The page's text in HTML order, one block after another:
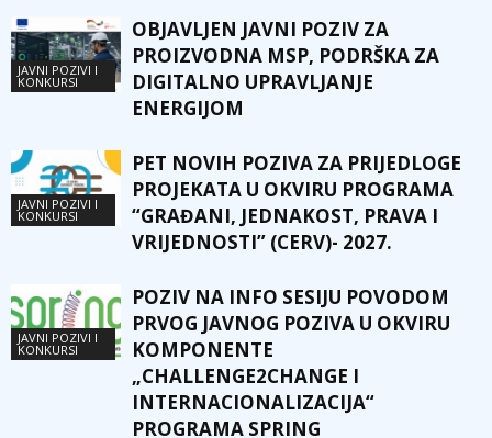
JAVNI POZIVI I
KONKURSI
OBJAVLJEN JAVNI POZIV ZA
PROIZVODNA MSP, PODRŠKA ZA
DIGITALNO UPRAVLJANJE
ENERGIJOM
JAVNI POZIVI I
KONKURSI
PET NOVIH POZIVA ZA PRIJEDLOGE
PROJEKATA U OKVIRU PROGRAMA
“GRAĐANI, JEDNAKOST, PRAVA I
VRIJEDNOSTI” (CERV)- 2027.
JAVNI POZIVI I
KONKURSI
POZIV NA INFO SESIJU POVODOM
PRVOG JAVNOG POZIVA U OKVIRU
KOMPONENTE
„CHALLENGE2CHANGE I
INTERNACIONALIZACIJA“
PROGRAMA SPRING